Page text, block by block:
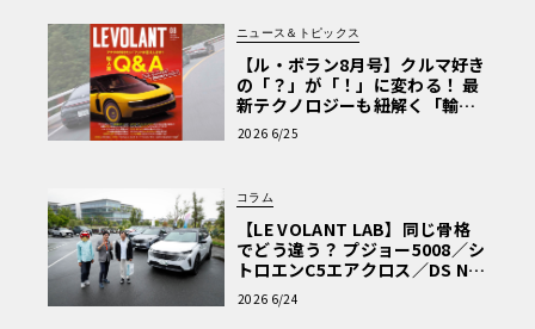
ニュース＆トピックス
【ル・ボラン8月号】クルマ好き
の「？」が「！」に変わる！ 最
新テクノロジーも紐解く「輸入
車Q&A」
2026 6/25
コラム
【LE VOLANT LAB】同じ骨格
でどう違う？ プジョー5008／シ
トロエンC5エアクロス／DS Nº4
読者一気乗りレポート
2026 6/24